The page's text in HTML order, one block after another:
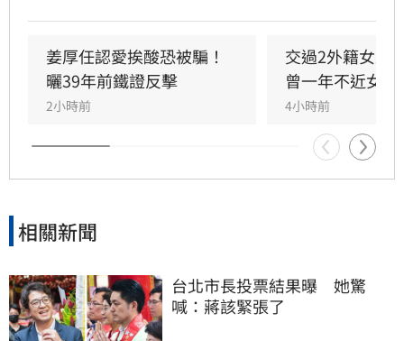
助管理跨領域資源，讓童芯專注研發。童芯除學
術成就外，還具備特殊靈性體驗，曾在廟宇創下
連續擲出42個聖筊的奇蹟。兩人超越傳統男女情
愛，以理性思維與能力互補模式，共同經營科
技、文化與農業事業，展開跨越世紀的合作使
命。
姜厚任認愛挨酸恐被騙！
曬39年前鐵證反擊
2小時前
交過2外籍女友
曾一年不近女色
4小時前
相關新聞
台北市長投票結果曝　她驚
喊：蔣該緊張了